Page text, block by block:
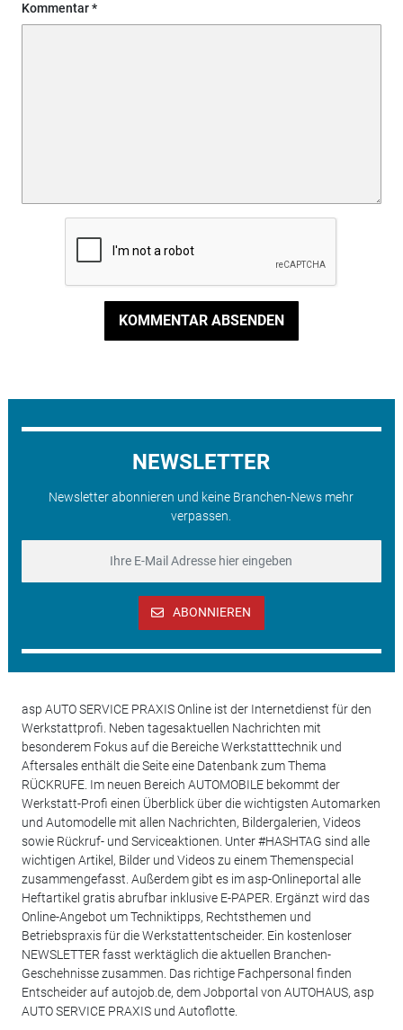
Kommentar
KOMMENTAR ABSENDEN
NEWSLETTER
Newsletter abonnieren und keine Branchen-News mehr
verpassen.
ABONNIEREN
asp AUTO SERVICE PRAXIS Online ist der Internetdienst für den
Werkstattprofi. Neben tagesaktuellen Nachrichten mit
besonderem Fokus auf die Bereiche Werkstatttechnik und
Aftersales enthält die Seite eine Datenbank zum Thema
RÜCKRUFE. Im neuen Bereich AUTOMOBILE bekommt der
Werkstatt-Profi einen Überblick über die wichtigsten Automarken
und Automodelle mit allen Nachrichten, Bildergalerien, Videos
sowie Rückruf- und Serviceaktionen. Unter #HASHTAG sind alle
wichtigen Artikel, Bilder und Videos zu einem Themenspecial
zusammengefasst. Außerdem gibt es im asp-Onlineportal alle
Heftartikel gratis abrufbar inklusive E-PAPER. Ergänzt wird das
Online-Angebot um Techniktipps, Rechtsthemen und
Betriebspraxis für die Werkstattentscheider. Ein kostenloser
NEWSLETTER fasst werktäglich die aktuellen Branchen-
Geschehnisse zusammen. Das richtige Fachpersonal finden
Entscheider auf autojob.de, dem Jobportal von AUTOHAUS, asp
AUTO SERVICE PRAXIS und Autoflotte.